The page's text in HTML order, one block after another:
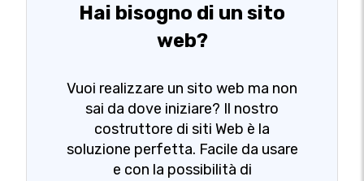
Hai bisogno di un sito
web?
Vuoi realizzare un sito web ma non
sai da dove iniziare? Il nostro
costruttore di siti Web è la
soluzione perfetta. Facile da usare
e con la possibilità di